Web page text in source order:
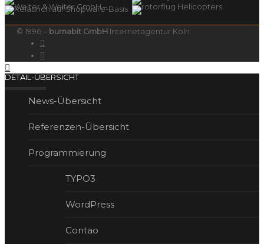
© 1996 – burnabit GmbH Internetagentur Köln
DETAIL-ÜBERSICHT
News-Übersicht
Referenzen-Übersicht
Program­mierung
TYPO3
WordPress
Contao